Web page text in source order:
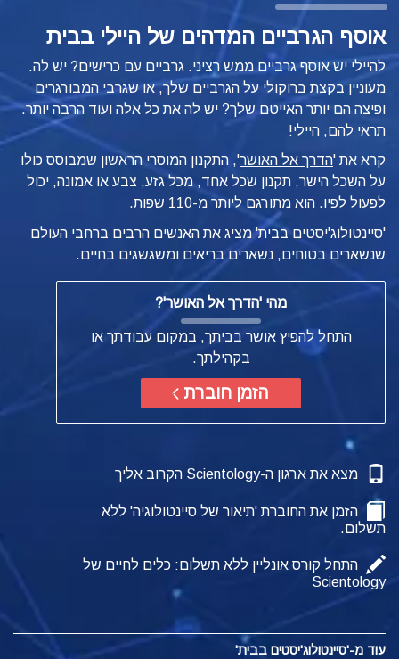
אוסף הגרביים המדהים של היילי בבית
להיילי יש אוסף גרביים ממש רציני. גרביים עם כרישים? יש לה.
מעוניין בקצת ברוקולי על הגרביים שלך, או שגרבי המבורגרים
ופיצה הם יותר האייטם שלך? יש לה את כל אלה ועוד הרבה יותר.
תראי להם, היילי!
קרא את 'הדרך אל האושר', התקנון המוסרי הראשון שמבוסס כולו
על השכל הישר, תקנון שכל אחד, מכל גזע, צבע או אמונה, יכול
לפעול לפיו. הוא מתורגם ליותר מ-110 שפות.
'סיינטולוג'יסטים בבית' מציג את האנשים הרבים ברחבי העולם
שנשארים בטוחים, נשארים בריאים ומשגשגים בחיים.
מהי 'הדרך אל האושר'?
התחל להפיץ אושר בביתך, במקום עבודתך או
בקהילתך.
הזמן חוברת
מצא את ארגון ה-Scientology הקרוב אליך
הזמן את החוברת 'תיאור של סיינטולוגיה' ללא
תשלום.
התחל קורס אונליין ללא תשלום: כלים לחיים של
Scientology
עוד מ-'סיינטולוג'יסטים בבית'